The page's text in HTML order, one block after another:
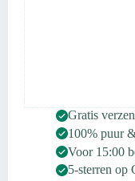
Gratis
100% puur
Voor 15:00
5-sterren op